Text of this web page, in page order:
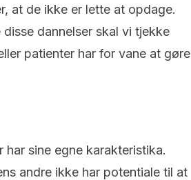
at de ikke er lette at opdage.
dannelser skal vi tjekke
patienter har for vane at gøre
har sine egne karakteristika.
andre ikke har potentiale til at